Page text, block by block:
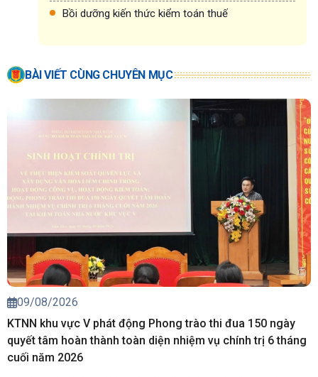
Bồi dưỡng kiến thức kiểm toán thuế
BÀI VIẾT CÙNG CHUYÊN MỤC
09/08/2026
KTNN khu vực V phát động Phong trào thi đua 150 ngày
quyết tâm hoàn thành toàn diện nhiệm vụ chính trị 6 tháng
cuối năm 2026